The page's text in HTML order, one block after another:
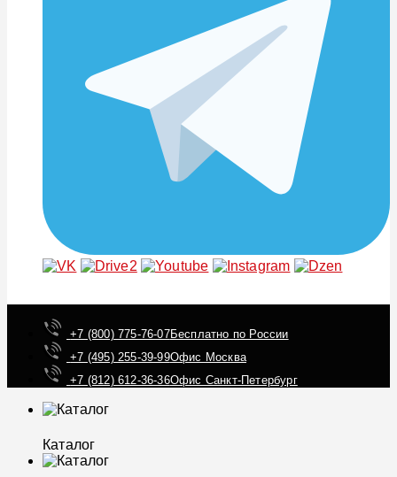
+7 (800) 775-76-07Бесплатно по России
+7 (495) 255-39-99Офис Москва
+7 (812) 612-36-36Офис Санкт-Петербург
Каталог